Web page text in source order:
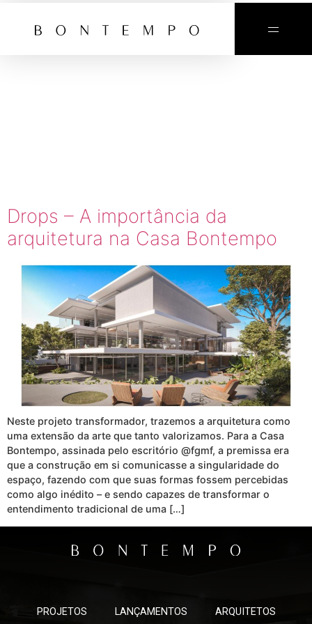
Drops – A importância da
arquitetura na Casa Bontempo
Neste projeto transformador, trazemos a arquitetura como
uma extensão da arte que tanto valorizamos. Para a Casa
Bontempo, assinada pelo escritório @fgmf, a premissa era
que a construção em si comunicasse a singularidade do
espaço, fazendo com que suas formas fossem percebidas
como algo inédito – e sendo capazes de transformar o
entendimento tradicional de uma […]
PROJETOS LANÇAMENTOS ARQUITETOS